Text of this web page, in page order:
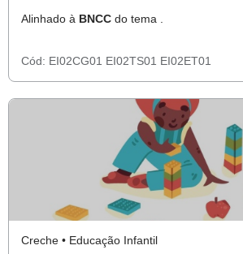
Alinhado à BNCC do tema .
Cód: EI02CG01 EI02TS01 EI02ET01
Creche • Educação Infantil